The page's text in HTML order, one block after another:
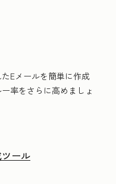
Eメールを簡単に作成
率をさらに高めましょ
ール